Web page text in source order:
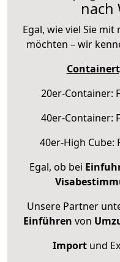
nach
Egal, wie viel Sie
möchten – wir
20er-Container:
40er-Container:
40er-High Cube:
Egal, ob bei
Unsere Partner
Einführen von
Import und